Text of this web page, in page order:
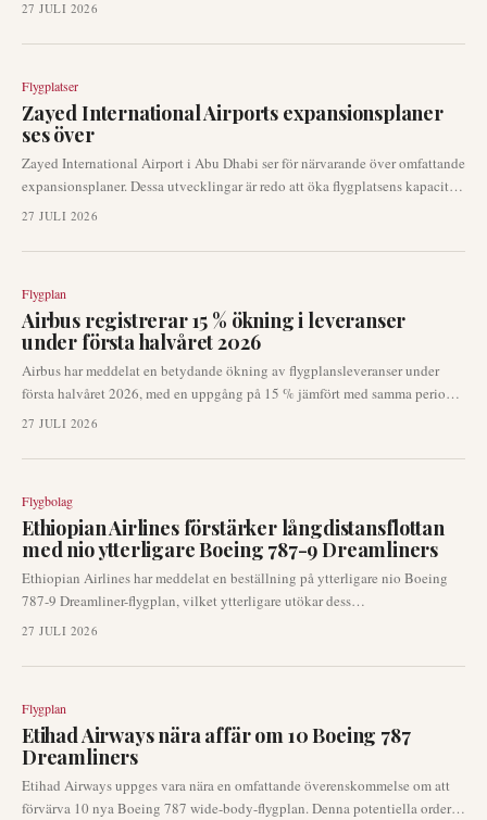
tillväxtstrategier vid en av Australiens främsta internationella portar.
27 JULI 2026
Flygplatser
Zayed International Airports expansionsplaner
ses över
Zayed International Airport i Abu Dhabi ser för närvarande över omfattande
expansionsplaner. Dessa utvecklingar är redo att öka flygplatsens kapacitet
och stärka dess roll som ett kritiskt flygnav i Mellanöstern. Formella
27 JULI 2026
Flygplan
Airbus registrerar 15 % ökning i leveranser
under första halvåret 2026
Airbus har meddelat en betydande ökning av flygplansleveranser under
första halvåret 2026, med en uppgång på 15 % jämfört med samma period
föregående år. Den europeiska flygplanstillverkaren levererade totalt 351
produktionskapacitet. Denna utveckling är avgörande för flygbolag och
27 JULI 2026
Flygbolag
Ethiopian Airlines förstärker långdistansflottan
med nio ytterligare Boeing 787-9 Dreamliners
Ethiopian Airlines har meddelat en beställning på ytterligare nio Boeing
787-9 Dreamliner-flygplan, vilket ytterligare utökar dess
långdistanskapacitet. Detta senaste förvärv förstärker flygbolagets
vid Dubai Airshow 2023 på 11 stycken 787:or och 20 stycken 737 MAX-
27 JULI 2026
Flygplan
Etihad Airways nära affär om 10 Boeing 787
Dreamliners
Etihad Airways uppges vara nära en omfattande överenskommelse om att
förvärva 10 nya Boeing 787 wide-body-flygplan. Denna potentiella order